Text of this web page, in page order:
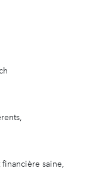
saine,